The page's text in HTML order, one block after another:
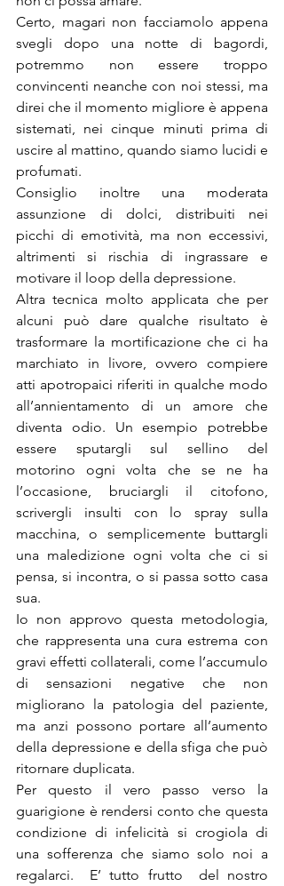
Certo, magari non facciamolo appena
svegli dopo una notte di bagordi,
potremmo non essere troppo
convincenti neanche con noi stessi, ma
direi che il momento migliore è appena
sistemati, nei cinque minuti prima di
uscire al mattino, quando siamo lucidi e
profumati.
Consiglio inoltre una moderata
assunzione di dolci, distribuiti nei
picchi di emotività, ma non eccessivi,
altrimenti si rischia di ingrassare e
motivare il loop della depressione.
Altra tecnica molto applicata che per
alcuni può dare qualche risultato è
trasformare la mortificazione che ci ha
marchiato in livore, ovvero compiere
atti apotropaici riferiti in qualche modo
all’annientamento di un amore che
diventa odio. Un esempio potrebbe
essere sputargli sul sellino del
motorino ogni volta che se ne ha
l’occasione, bruciargli il citofono,
scrivergli insulti con lo spray sulla
macchina, o semplicemente buttargli
una maledizione ogni volta che ci si
pensa, si incontra, o si passa sotto casa
sua.
Io non approvo questa metodologia,
che rappresenta una cura estrema con
gravi effetti collaterali, come l’accumulo
di sensazioni negative che non
migliorano la patologia del paziente,
ma anzi possono portare all’aumento
della depressione e della sfiga che può
ritornare duplicata.
Per questo il vero passo verso la
guarigione è rendersi conto che questa
condizione di infelicità si crogiola di
una sofferenza che siamo solo noi a
regalarci.  E’ tutto frutto  del nostro